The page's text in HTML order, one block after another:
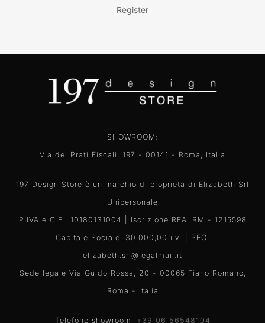
Register
SHOWROOM:
Via dei Prati Fiscali, 197 - 00141 - Roma, Italia
197 Design Store è un marchio di proprietà di Elizabeth Srl
Unipersonale
P.IVA e C.F.: 10180131004 | Iscrizione REA: RM - 1215598
Capitale Sociale: 30.000,00 i.v. | PEC:
elizabeth.srl@legalmail.it
Sede legale Via Guido Rossa, 20 - 00065 Fiano Romano,
Roma - Italia
Telefone showroom: +39 06 56548104